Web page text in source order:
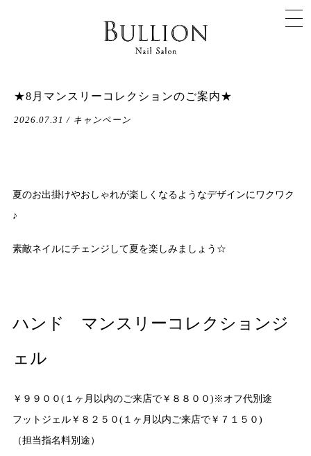
★8月マンスリーコレクションのご案内★
2026.07.31 / キャンペーン
夏のお出掛けやおしゃれが楽しくなるようなデザインにワクワク
♪
素敵ネイルにチェンジして夏を楽しみましょう☆
ハンド マンスリーコレクションジ
ェル
￥９９００(１ヶ月以内のご来店で￥８８００)※オフ代別途
フットジェル￥８２５０(１ヶ月以内ご来店で￥７１５０)
（担当指名料別途）